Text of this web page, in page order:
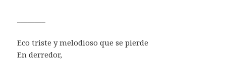
Eco triste y melodioso que se pierde
En derredor,